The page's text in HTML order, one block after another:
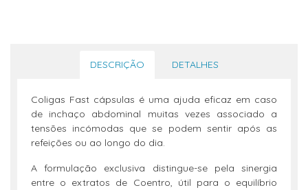
DESCRIÇÃO DETALHES
Coligas Fast cápsulas é uma ajuda eficaz em caso
de inchaço abdominal muitas vezes associado a
tensões incómodas que se podem sentir após as
refeições ou ao longo do dia.
A formulação exclusiva distingue-se pela sinergia
entre o extratos de Coentro, útil para o equilíbrio